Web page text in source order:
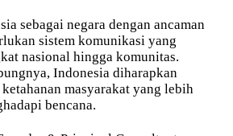
sebagai negara dengan ancaman
sistem komunikasi yang
nasional hingga komunitas.
Indonesia diharapkan
masyarakat yang lebih
bencana.